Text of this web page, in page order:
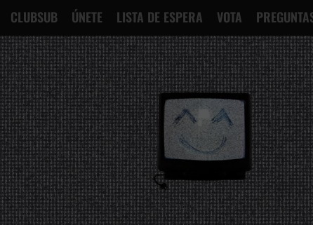
CLUBSUB ÚNETE LISTA DE ESPERA VOTA